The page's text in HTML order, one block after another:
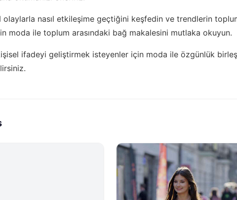
olaylarla nasıl etkileşime geçtiğini keşfedin ve trendlerin
moda ile toplum arasındaki bağ makalesini mutlaka okuyun.
ifadeyi geliştirmek isteyenler için moda ile özgünlük